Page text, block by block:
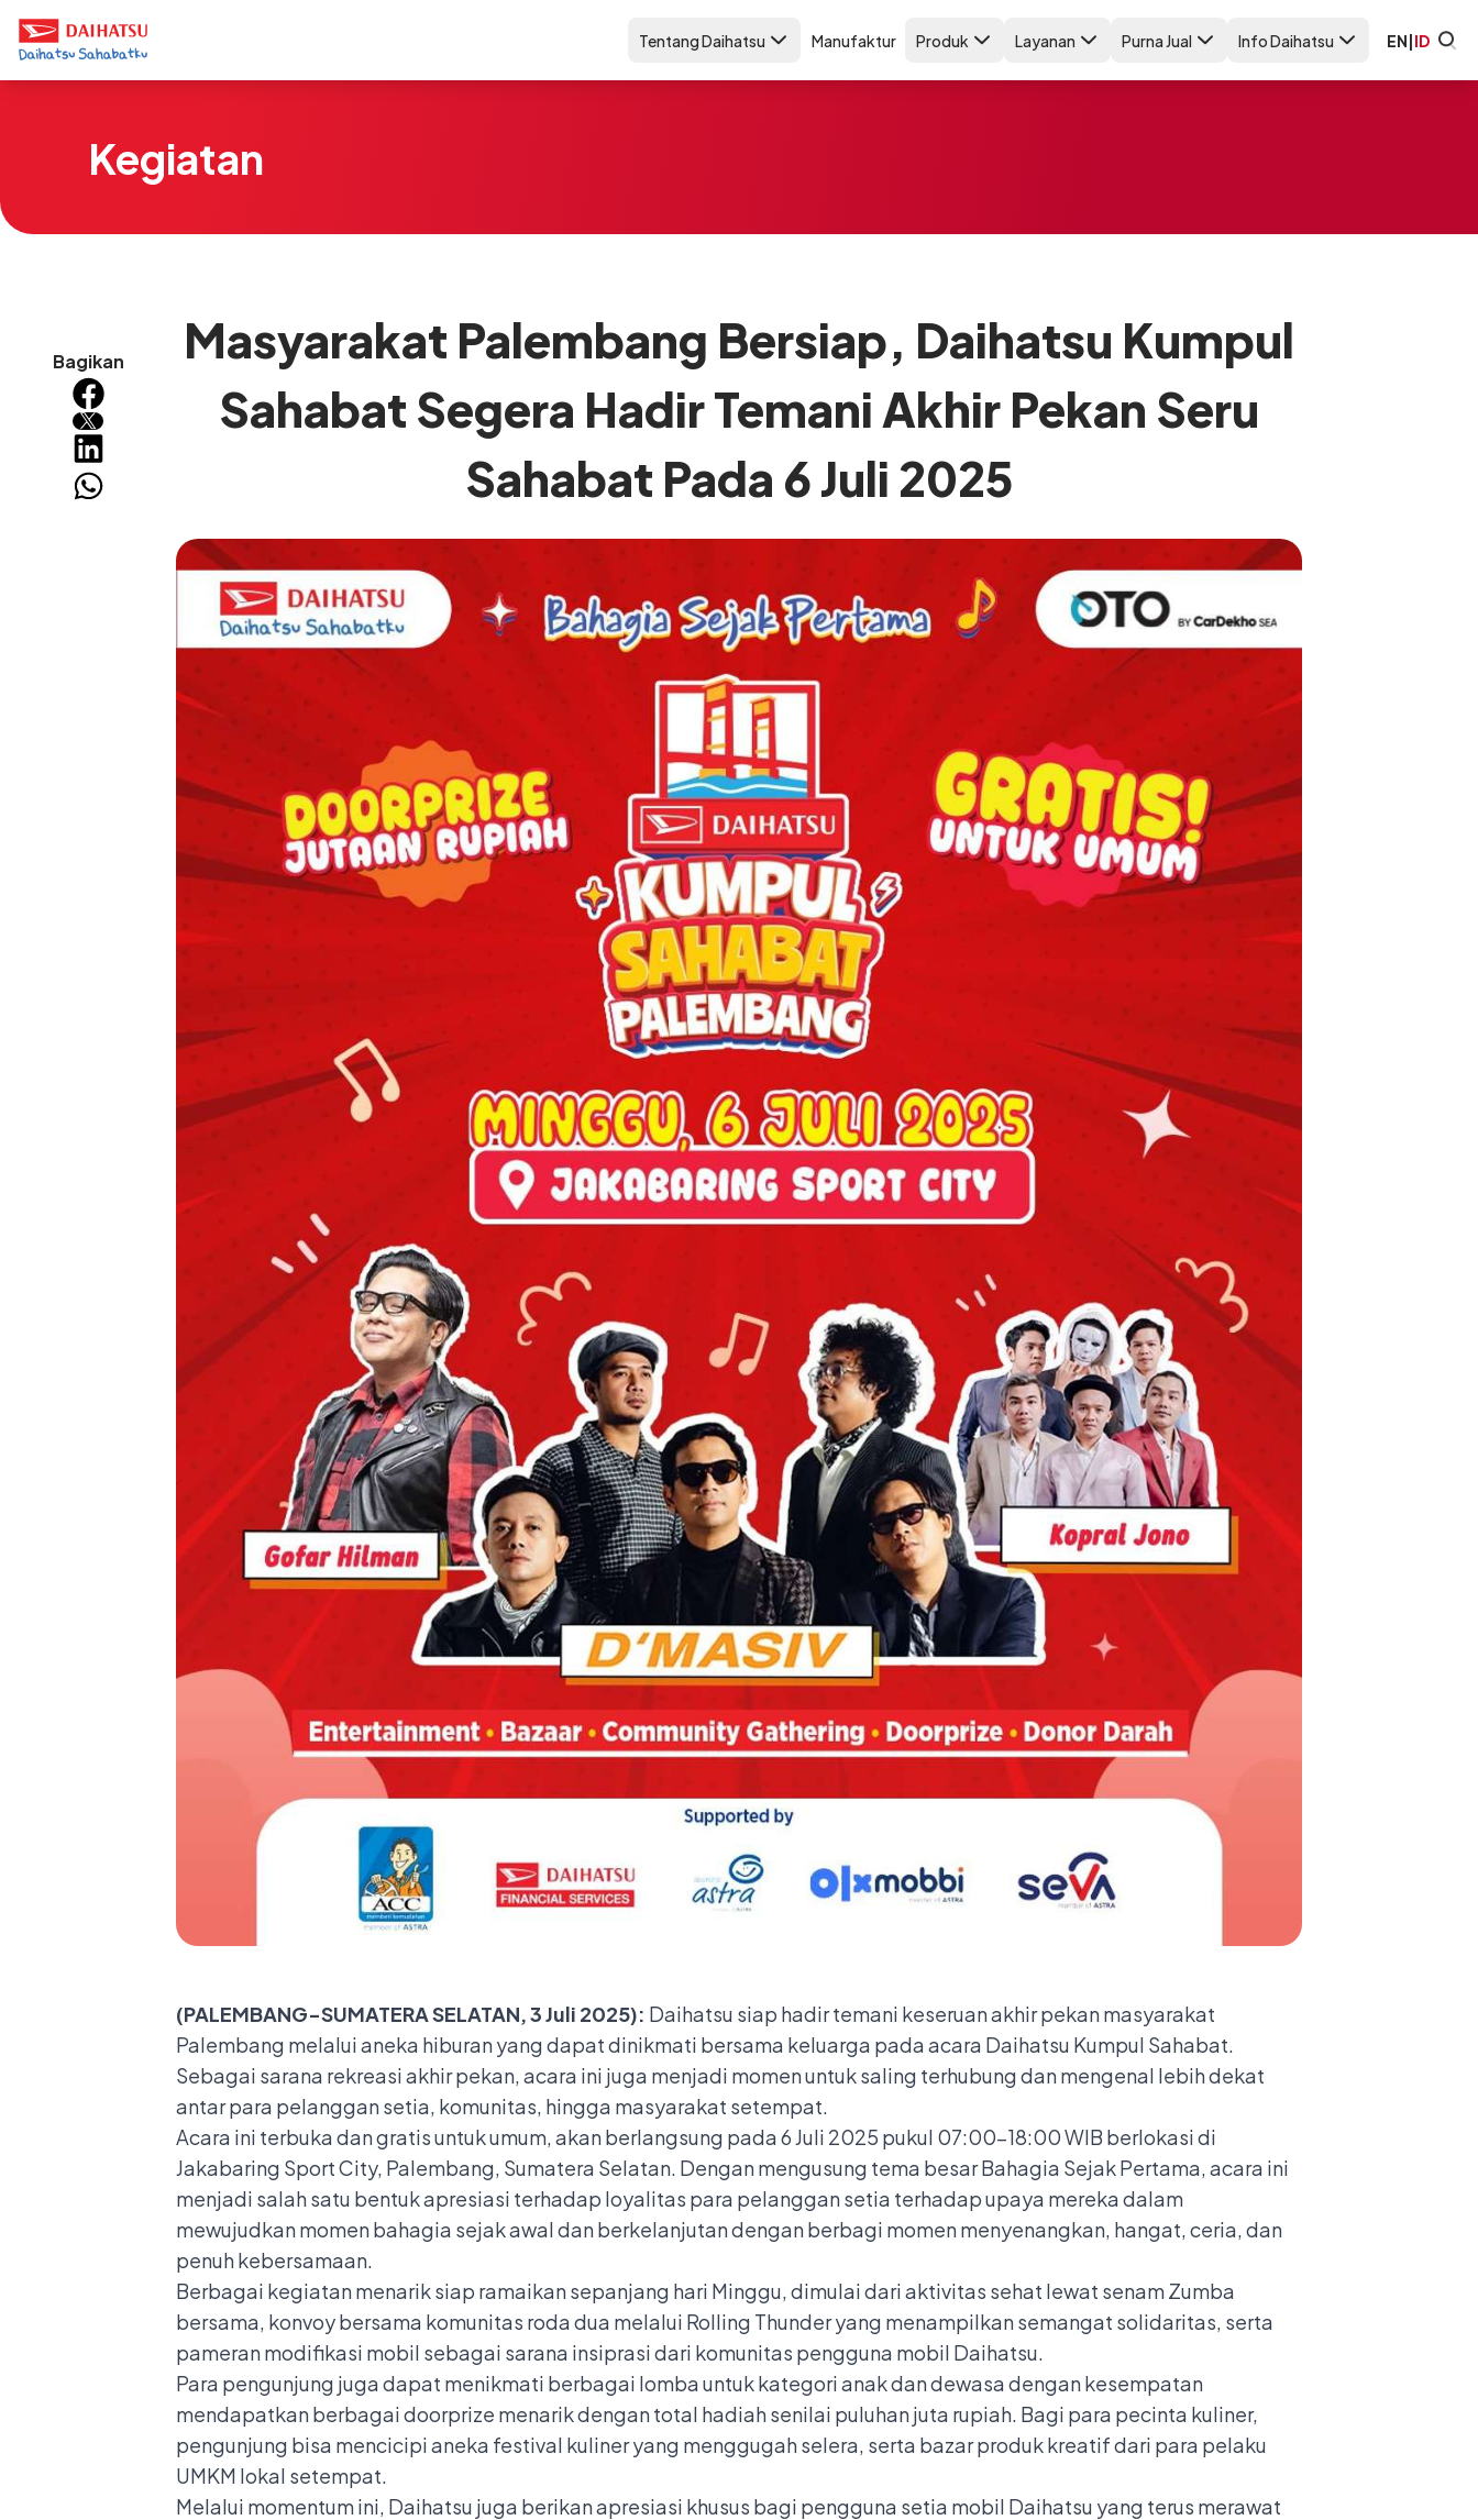
Tentang Daihatsu Manufaktur Produk Layanan Purna Jual Info Daihatsu EN|ID
Kegiatan
Bagikan
Masyarakat Palembang Bersiap, Daihatsu Kumpul
Sahabat Segera Hadir Temani Akhir Pekan Seru
Sahabat Pada 6 Juli 2025
(PALEMBANG-SUMATERA SELATAN, 3 Juli 2025): Daihatsu siap hadir temani keseruan akhir pekan masyarakat
Palembang melalui aneka hiburan yang dapat dinikmati bersama keluarga pada acara Daihatsu Kumpul Sahabat.
Sebagai sarana rekreasi akhir pekan, acara ini juga menjadi momen untuk saling terhubung dan mengenal lebih dekat
antar para pelanggan setia, komunitas, hingga masyarakat setempat.
Acara ini terbuka dan gratis untuk umum, akan berlangsung pada 6 Juli 2025 pukul 07:00–18:00 WIB berlokasi di
Jakabaring Sport City, Palembang, Sumatera Selatan. Dengan mengusung tema besar Bahagia Sejak Pertama, acara ini
menjadi salah satu bentuk apresiasi terhadap loyalitas para pelanggan setia terhadap upaya mereka dalam
mewujudkan momen bahagia sejak awal dan berkelanjutan dengan berbagi momen menyenangkan, hangat, ceria, dan
penuh kebersamaan.
Berbagai kegiatan menarik siap ramaikan sepanjang hari Minggu, dimulai dari aktivitas sehat lewat senam Zumba
bersama, konvoy bersama komunitas roda dua melalui Rolling Thunder yang menampilkan semangat solidaritas, serta
pameran modifikasi mobil sebagai sarana insiprasi dari komunitas pengguna mobil Daihatsu.
Para pengunjung juga dapat menikmati berbagai lomba untuk kategori anak dan dewasa dengan kesempatan
mendapatkan berbagai doorprize menarik dengan total hadiah senilai puluhan juta rupiah. Bagi para pecinta kuliner,
pengunjung bisa mencicipi aneka festival kuliner yang menggugah selera, serta bazar produk kreatif dari para pelaku
UMKM lokal setempat.
Melalui momentum ini, Daihatsu juga berikan apresiasi khusus bagi pengguna setia mobil Daihatsu yang terus merawat